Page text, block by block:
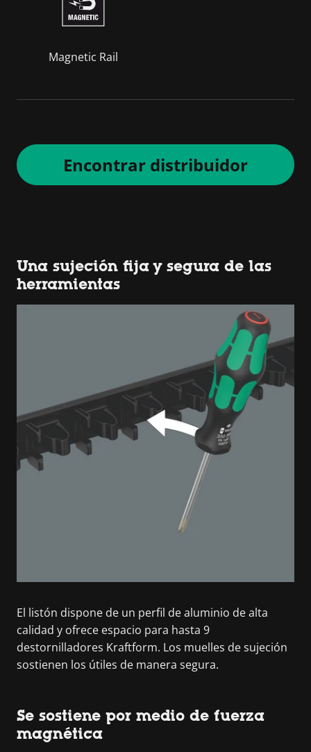
Magnetic Rail
Encontrar distribuidor
Una sujeción fija y segura de las
herramientas
El listón dispone de un perfil de aluminio de alta
calidad y ofrece espacio para hasta 9
destornilladores Kraftform. Los muelles de sujeción
sostienen los útiles de manera segura.
Se sostiene por medio de fuerza
magnética